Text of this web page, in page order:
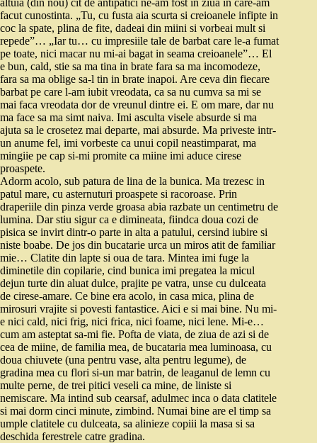
altuia (din nou) cit de antipatici ne-am fost in ziua in care-am
facut cunostinta. „Tu, cu fusta aia scurta si creioanele infipte in
coc la spate, plina de fite, dadeai din miini si vorbeai mult si
repede”… „Iar tu… cu impresiile tale de barbat care le-a fumat
pe toate, nici macar nu mi-ai bagat in seama creioanele”… El
e bun, cald, stie sa ma tina in brate fara sa ma incomodeze,
fara sa ma oblige sa-l tin in brate inapoi. Are ceva din fiecare
barbat pe care l-am iubit vreodata, ca sa nu cumva sa mi se
mai faca vreodata dor de vreunul dintre ei. E om mare, dar nu
ma face sa ma simt naiva. Imi asculta visele absurde si ma
ajuta sa le crosetez mai departe, mai absurde. Ma priveste intr-
un anume fel, imi vorbeste ca unui copil neastimparat, ma
mingiie pe cap si-mi promite ca miine imi aduce cirese
proaspete.
Adorm acolo, sub patura de lina de la bunica. Ma trezesc in
patul mare, cu asternuturi proaspete si racoroase. Prin
draperiile din pinza verde groasa abia razbate un centimetru de
lumina. Dar stiu sigur ca e dimineata, fiindca doua cozi de
pisica se invirt dintr-o parte in alta a patului, cersind iubire si
niste boabe. De jos din bucatarie urca un miros atit de familiar
mie… Clatite din lapte si oua de tara. Mintea imi fuge la
diminetile din copilarie, cind bunica imi pregatea la micul
dejun turte din aluat dulce, prajite pe vatra, unse cu dulceata
de cirese-amare. Ce bine era acolo, in casa mica, plina de
mirosuri vrajite si povesti fantastice. Aici e si mai bine. Nu mi-
e nici cald, nici frig, nici frica, nici foame, nici lene. Mi-e…
cum am asteptat sa-mi fie. Pofta de viata, de ziua de azi si de
cea de miine, de familia mea, de bucataria mea luminoasa, cu
doua chiuvete (una pentru vase, alta pentru legume), de
gradina mea cu flori si-un mar batrin, de leaganul de lemn cu
multe perne, de trei pitici veseli ca mine, de liniste si
nemiscare. Ma intind sub cearsaf, adulmec inca o data clatitele
si mai dorm cinci minute, zimbind. Numai bine are el timp sa
umple clatitele cu dulceata, sa alinieze copiii la masa si sa
deschida ferestrele catre gradina.